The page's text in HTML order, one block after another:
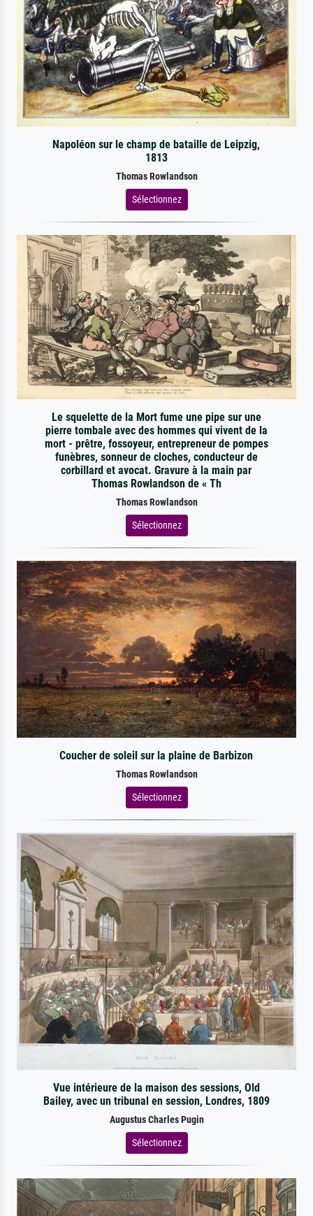
Napoléon sur le champ de bataille de Leipzig,
1813
Thomas Rowlandson
Sélectionnez
Le squelette de la Mort fume une pipe sur une
pierre tombale avec des hommes qui vivent de la
mort - prêtre, fossoyeur, entrepreneur de pompes
funèbres, sonneur de cloches, conducteur de
corbillard et avocat. Gravure à la main par
Thomas Rowlandson de « Th
Thomas Rowlandson
Sélectionnez
Coucher de soleil sur la plaine de Barbizon
Thomas Rowlandson
Sélectionnez
Vue intérieure de la maison des sessions, Old
Bailey, avec un tribunal en session, Londres, 1809
Augustus Charles Pugin
Sélectionnez